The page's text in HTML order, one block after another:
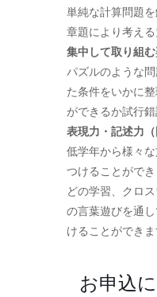
単純な計算問題
章題により考える
集中して取り組
パズルのような
た条件をいかに
ができるか試行錯
表現力・記述力（
低学年から様々
つけることがで
どの学習、クロ
の言葉遊びを通
けることができま
お申込